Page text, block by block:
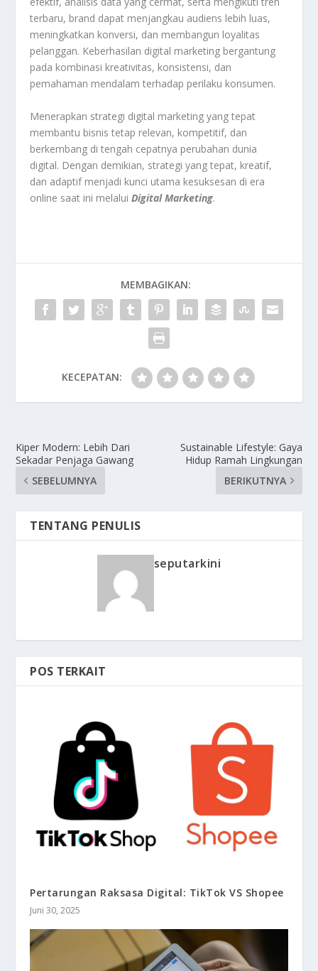
terbaru, brand dapat menjangkau audiens lebih luas,
meningkatkan konversi, dan membangun loyalitas
pelanggan. Keberhasilan digital marketing bergantung
pada kombinasi kreativitas, konsistensi, dan
pemahaman mendalam terhadap perilaku konsumen.
Menerapkan strategi digital marketing yang tepat
membantu bisnis tetap relevan, kompetitif, dan
berkembang di tengah cepatnya perubahan dunia
digital. Dengan demikian, strategi yang tepat, kreatif,
dan adaptif menjadi kunci utama kesuksesan di era
online saat ini melaluiDigital Marketing.
MEMBAGIKAN:
KECEPATAN:
Kiper Modern: Lebih Dari
Sekadar Penjaga Gawang
SEBELUMNYA
Sustainable Lifestyle: Gaya
Hidup Ramah Lingkungan
BERIKUTNYA
TENTANG PENULIS
seputarkini
POS TERKAIT
Pertarungan Raksasa Digital: TikTok VS Shopee
Juni 30, 2025